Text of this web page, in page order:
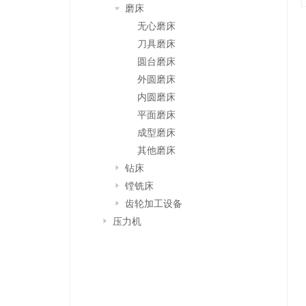
磨床
无心磨床
刀具磨床
圆台磨床
外圆磨床
内圆磨床
平面磨床
成型磨床
其他磨床
钻床
镗铣床
齿轮加工设备
压力机